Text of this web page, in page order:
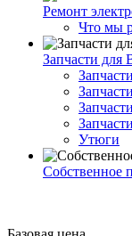
Ремонт
Что мы
Запчасти для
Утюги
Собственное